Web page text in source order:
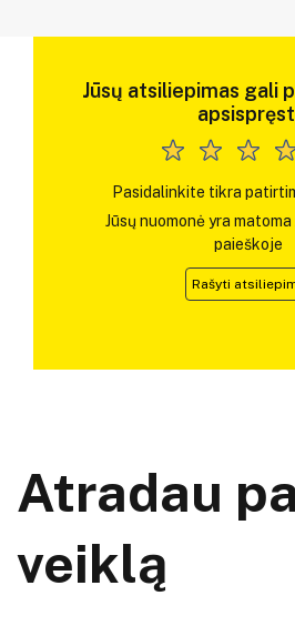
Jūsų atsiliepimas gali
Pasidalinkite tikra
Jūsų nuomonė yra matoma
paieškoje
Rašyti
Atradau
veiklą